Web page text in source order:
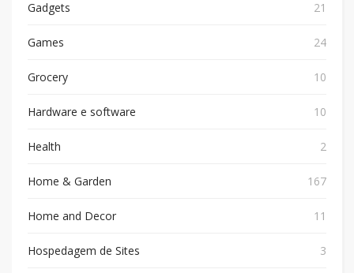
Gadgets 21
Games 24
Grocery 10
Hardware e software 10
Health 2
Home & Garden 167
Home and Decor 11
Hospedagem de Sites 3